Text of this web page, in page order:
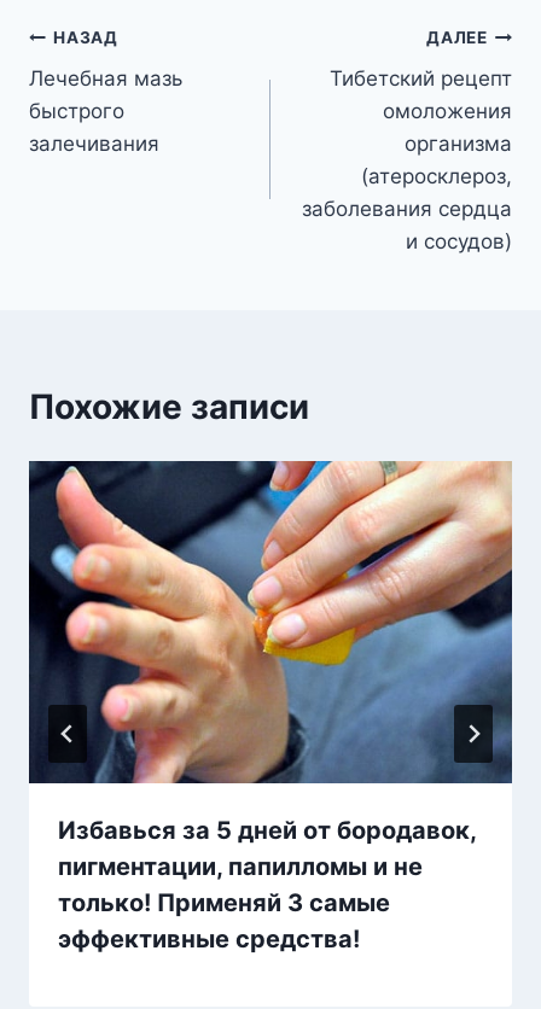
Навигация
по
записям
НАЗАД
Лечебная мазь
быстрого
залечивания
ДАЛЕЕ
Тибетский рецепт
омоложения
организма
(атеросклероз,
заболевания сердца
и сосудов)
Похожие записи
Избавься за 5 дней от бородавок,
пигментации, папилломы и не
только! Применяй 3 самые
эффективные средства!